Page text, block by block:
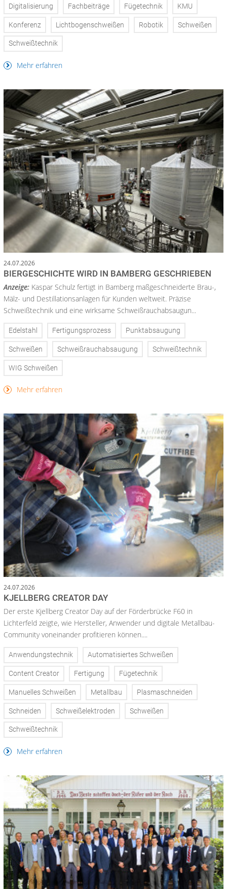
Digitalisierung Fachbeiträge Fügetechnik KMU
Konferenz Lichtbogenschweißen Robotik Schweißen
Schweißtechnik
Mehr erfahren
24.07.2026
BIERGESCHICHTE WIRD IN BAMBERG GESCHRIEBEN
Anzeige: Kaspar Schulz fertigt in Bamberg maßgeschneiderte Brau-,
Mälz- und Destillationsanlagen für Kunden weltweit. Präzise
Schweißtechnik und eine wirksame Schweißrauchabsaugun...
Edelstahl Fertigungsprozess Punktabsaugung
Schweißen Schweißrauchabsaugung Schweißtechnik
WIG Schweißen
Mehr erfahren
24.07.2026
KJELLBERG CREATOR DAY
Der erste Kjellberg Creator Day auf der Förderbrücke F60 in
Lichterfeld zeigte, wie Hersteller, Anwender und digitale Metallbau-
Community voneinander profitieren können....
Anwendungstechnik Automatisiertes Schweißen
Content Creator Fertigung Fügetechnik
Manuelles Schweißen Metallbau Plasmaschneiden
Schneiden Schweißelektroden Schweißen
Schweißtechnik
Mehr erfahren